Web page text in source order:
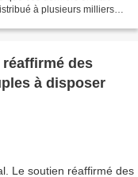
à plusieurs milliers
des
à disposer